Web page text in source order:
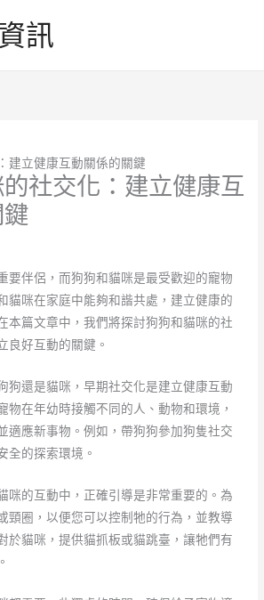
訊
建立健康互動關係的關鍵
社交化：建立健康互
要伴侶，而狗狗和貓咪是最受歡迎的寵物
貓咪在家庭中能夠和諧共處，建立健康的
本篇文章中，我們將探討狗狗和貓咪的社
良好互動的關鍵。
狗還是貓咪，早期社交化是建立健康互動
物在年幼時接觸不同的人、動物和環境，
適應新事物。例如，帶狗狗參加狗隻社交
全的探索環境。
咪的互動中，正確引導是非常重要的。為
頸圈，以便您可以控制牠的行為，並教導
於貓咪，提供貓抓板或貓跳臺，讓牠們有